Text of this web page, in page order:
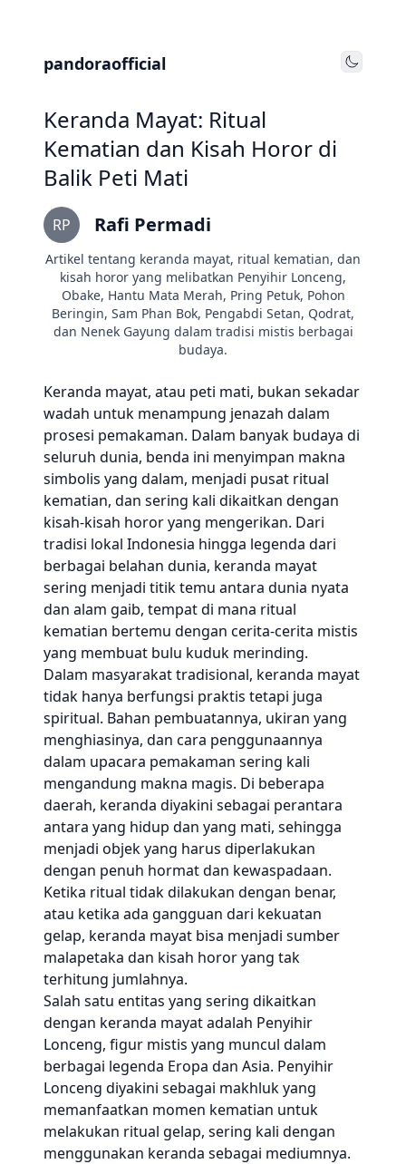
pandoraofficial Toggle
Keranda Mayat: Ritual
Kematian dan Kisah Horor di
Balik Peti Mati
RP Rafi Permadi
Artikel tentang keranda mayat, ritual kematian, dan
kisah horor yang melibatkan Penyihir Lonceng,
Obake, Hantu Mata Merah, Pring Petuk, Pohon
Beringin, Sam Phan Bok, Pengabdi Setan, Qodrat,
dan Nenek Gayung dalam tradisi mistis berbagai
budaya.
Keranda mayat, atau peti mati, bukan sekadar
wadah untuk menampung jenazah dalam
prosesi pemakaman. Dalam banyak budaya di
seluruh dunia, benda ini menyimpan makna
simbolis yang dalam, menjadi pusat ritual
kematian, dan sering kali dikaitkan dengan
kisah-kisah horor yang mengerikan. Dari
tradisi lokal Indonesia hingga legenda dari
berbagai belahan dunia, keranda mayat
sering menjadi titik temu antara dunia nyata
dan alam gaib, tempat di mana ritual
kematian bertemu dengan cerita-cerita mistis
yang membuat bulu kuduk merinding.
Dalam masyarakat tradisional, keranda mayat
tidak hanya berfungsi praktis tetapi juga
spiritual. Bahan pembuatannya, ukiran yang
menghiasinya, dan cara penggunaannya
dalam upacara pemakaman sering kali
mengandung makna magis. Di beberapa
daerah, keranda diyakini sebagai perantara
antara yang hidup dan yang mati, sehingga
menjadi objek yang harus diperlakukan
dengan penuh hormat dan kewaspadaan.
Ketika ritual tidak dilakukan dengan benar,
atau ketika ada gangguan dari kekuatan
gelap, keranda mayat bisa menjadi sumber
malapetaka dan kisah horor yang tak
terhitung jumlahnya.
Salah satu entitas yang sering dikaitkan
dengan keranda mayat adalah Penyihir
Lonceng, figur mistis yang muncul dalam
berbagai legenda Eropa dan Asia. Penyihir
Lonceng diyakini sebagai makhluk yang
memanfaatkan momen kematian untuk
melakukan ritual gelap, sering kali dengan
menggunakan keranda sebagai mediumnya.